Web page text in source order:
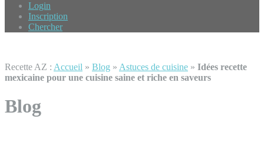
Login
Inscription
Chercher
Recette AZ : Accueil » Blog » Astuces de cuisine » Idées recette
mexicaine pour une cuisine saine et riche en saveurs
Blog